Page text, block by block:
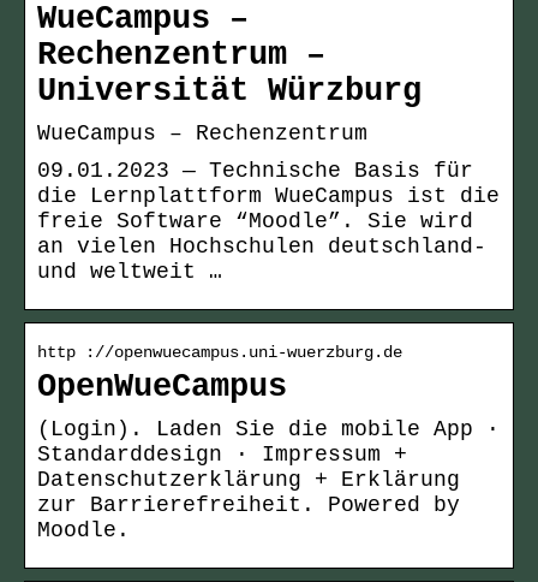
WueCampus –
Rechenzentrum –
Universität Würzburg
WueCampus – Rechenzentrum
09.01.2023 — Technische Basis für
die Lernplattform WueCampus ist die
freie Software “Moodle”. Sie wird
an vielen Hochschulen deutschland-
und weltweit …
http ://openwuecampus.uni-wuerzburg.de
OpenWueCampus
(Login). Laden Sie die mobile App ·
Standarddesign · Impressum +
Datenschutzerklärung + Erklärung
zur Barrierefreiheit. Powered by
Moodle.